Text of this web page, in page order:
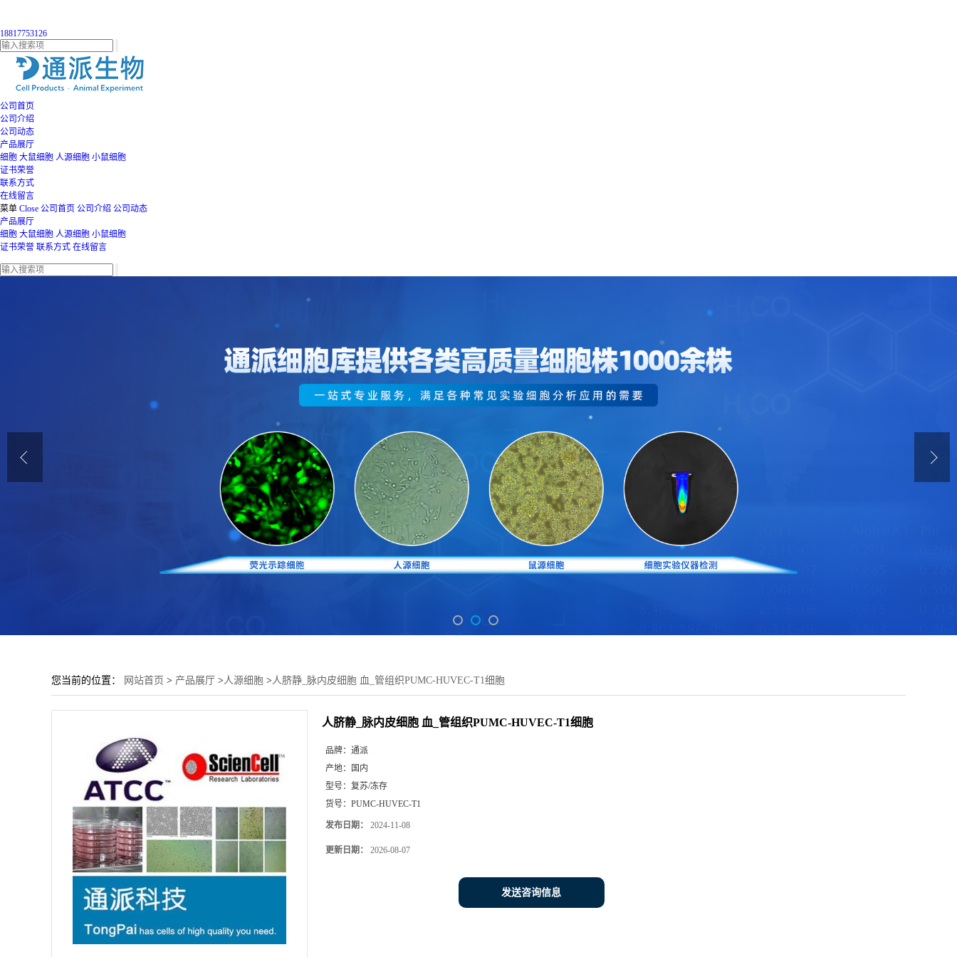
18817753126
公司首页
公司介绍
公司动态
产品展厅
细胞 大鼠细胞 人源细胞 小鼠细胞
证书荣誉
联系方式
在线留言
菜单 Close 公司首页 公司介绍 公司动态
产品展厅
细胞 大鼠细胞 人源细胞 小鼠细胞
证书荣誉 联系方式 在线留言
您当前的位置： 网站首页 > 产品展厅 >人源细胞 >人脐静_脉内皮细胞 血_管组织PUMC-HUVEC-T1细胞
人脐静_脉内皮细胞 血_管组织PUMC-HUVEC-T1细胞
品牌： 通派
产地：
国内
型号： 复苏/冻存
货号： PUMC-HUVEC-T1
发布日期： 2024-11-08
更新日期： 2026-08-07
发送咨询信息